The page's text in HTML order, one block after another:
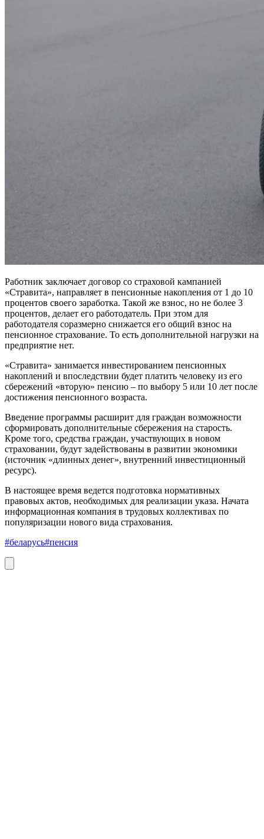
Работник заключает договор со страховой кампанией
«Стравита», направляет в пенсионные накопления от 1 до 10
процентов своего заработка. Такой же взнос, но не более 3
процентов, делает его работодатель. При этом для
работодателя соразмерно снижается его общий взнос на
пенсионное страхование. То есть дополнительной нагрузки на
предприятие нет.
«Стравита» занимается инвестированием пенсионных
накоплений и впоследствии будет платить человеку из его
сбережений «вторую» пенсию – по выбору 5 или 10 лет после
достижения пенсионного возраста.
Введение программы расширит для граждан возможности
сформировать дополнительные сбережения на старость.
Кроме того, средства граждан, участвующих в новом
страховании, будут задействованы в развитии экономики
(источник «длинных денег», внутренний инвестиционный
ресурс).
В настоящее время ведется подготовка нормативных
правовых актов, необходимых для реализации указа. Начата
информационная компания в трудовых коллективах по
популяризации нового вида страхования.
#беларусь#пенсия